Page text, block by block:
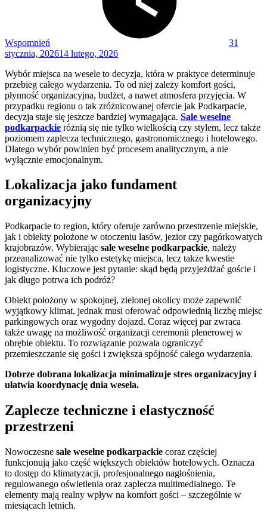
Wspomnień
31
stycznia, 202614 lutego, 2026
Wybór miejsca na wesele to decyzja, która w praktyce determinuje
przebieg całego wydarzenia. To od niej zależy komfort gości,
płynność organizacyjna, budżet, a nawet atmosfera przyjęcia. W
przypadku regionu o tak zróżnicowanej ofercie jak Podkarpacie,
decyzja staje się jeszcze bardziej wymagająca. Sale weselne
podkarpackie różnią się nie tylko wielkością czy stylem, lecz także
poziomem zaplecza technicznego, gastronomicznego i hotelowego.
Dlatego wybór powinien być procesem analitycznym, a nie
wyłącznie emocjonalnym.
Lokalizacja jako fundament
organizacyjny
Podkarpacie to region, który oferuje zarówno przestrzenie miejskie,
jak i obiekty położone w otoczeniu lasów, jezior czy pagórkowatych
krajobrazów. Wybierając sale weselne podkarpackie, należy
przeanalizować nie tylko estetykę miejsca, lecz także kwestie
logistyczne. Kluczowe jest pytanie: skąd będą przyjeżdżać goście i
jak długo potrwa ich podróż?
Obiekt położony w spokojnej, zielonej okolicy może zapewnić
wyjątkowy klimat, jednak musi oferować odpowiednią liczbę miejsc
parkingowych oraz wygodny dojazd. Coraz więcej par zwraca
także uwagę na możliwość organizacji ceremonii plenerowej w
obrębie obiektu. To rozwiązanie pozwala ograniczyć
przemieszczanie się gości i zwiększa spójność całego wydarzenia.
Dobrze dobrana lokalizacja minimalizuje stres organizacyjny i
ułatwia koordynację dnia wesela.
Zaplecze techniczne i elastyczność
przestrzeni
Nowoczesne sale weselne podkarpackie coraz częściej
funkcjonują jako część większych obiektów hotelowych. Oznacza
to dostęp do klimatyzacji, profesjonalnego nagłośnienia,
regulowanego oświetlenia oraz zaplecza multimedialnego. Te
elementy mają realny wpływ na komfort gości – szczególnie w
miesiącach letnich.